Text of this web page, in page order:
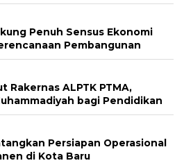
Penuh Sensus Ekonomi
Pembangunan
Rakernas ALPTK PTMA,
bagi Pendidikan
Persiapan Operasional
di Kota Baru